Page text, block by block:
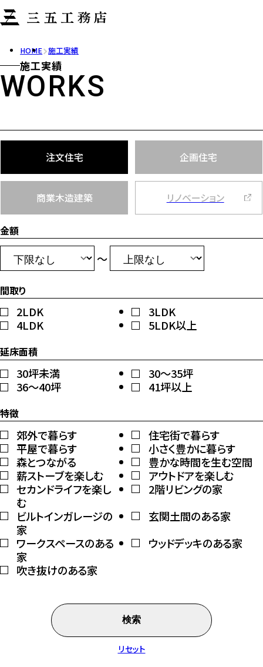
HOME 施工実績
施工実績
WORKS
注文住宅 企画住宅
商業木造建築 リノベーション
金額
～
間取り
2LDK
3LDK
4LDK
5LDK以上
延床面積
30坪未満
30～35坪
36～40坪
41坪以上
特徴
郊外で暮らす
住宅街で暮らす
平屋で暮らす
小さく豊かに暮らす
森とつながる
豊かな時間を生む空間
薪ストーブを楽しむ
アウトドアを楽しむ
セカンドライフを楽し
む
2階リビングの家
ビルトインガレージの
家
玄関土間のある家
ワークスペースのある
家
ウッドデッキのある家
吹き抜けのある家
検索
リセット